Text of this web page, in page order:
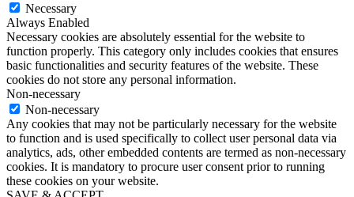
Necessary
Always Enabled
Necessary cookies are absolutely essential for the website to
function properly. This category only includes cookies that ensures
basic functionalities and security features of the website. These
cookies do not store any personal information.
Non-necessary
Non-necessary
Any cookies that may not be particularly necessary for the website
to function and is used specifically to collect user personal data via
analytics, ads, other embedded contents are termed as non-necessary
cookies. It is mandatory to procure user consent prior to running
these cookies on your website.